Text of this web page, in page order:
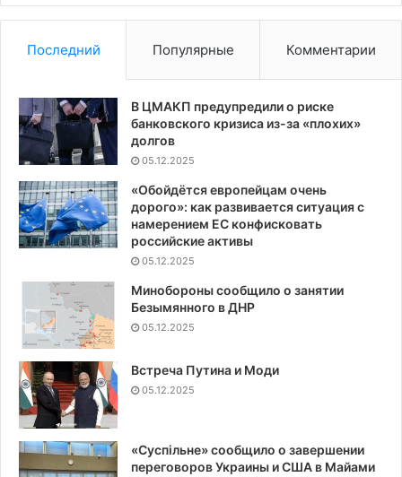
Последний Популярные Комментарии
В ЦМАКП предупредили о риске
банковского кризиса из-за «плохих»
долгов
05.12.2025
«Обойдётся европейцам очень
дорого»: как развивается ситуация с
намерением ЕС конфисковать
российские активы
05.12.2025
Минобороны сообщило о занятии
Безымянного в ДНР
05.12.2025
Встреча Путина и Моди
05.12.2025
«Суспiльне» сообщило о завершении
переговоров Украины и США в Майами